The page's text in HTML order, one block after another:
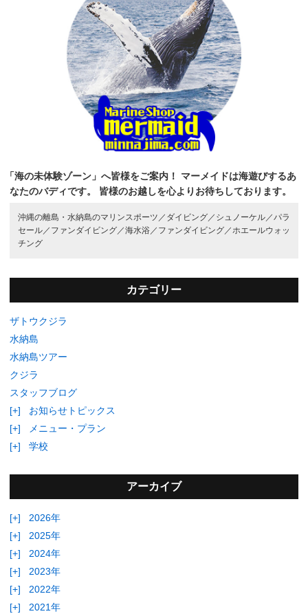
「海の未体験ゾーン」へ皆様をご案内！
マーメイドは海遊びするあ
なたのバディです。
皆様のお越しを心よりお待ちしております。
沖縄の離島・水納島のマリンスポーツ／ ダイビング／ シュノーケル／パラ
セール／ ファンダイビング／海水浴／ ファンダイビング／ホエールウォッ
チング
カテゴリー
ザトウクジラ
水納島
水納島ツアー
クジラ
スタッフブログ
[+]
お知らせトピックス
[+]
メニュー・プラン
[+]
学校
アーカイブ
[+]
2026年
[+]
2025年
[+]
2024年
[+]
2023年
[+]
2022年
[+]
2021年